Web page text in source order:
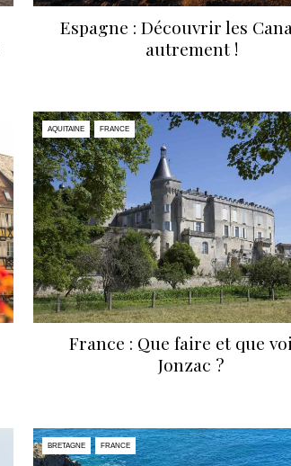
Espagne : Découvrir les
autrement !
AQUITAINE FRANCE
France : Que faire et que
Jonzac ?
BRETAGNE FRANCE